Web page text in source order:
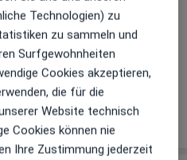
anzeigen
anzeigen
über die Adresse
Technologien) zu
zu sammeln und
Surfgewohnheiten
Cookies akzeptieren,
die für die
Website technisch
Cookies können nie
Ihre Zustimmung jederzeit